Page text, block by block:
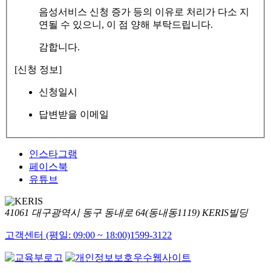
음성서비스 신청 증가 등의 이유로 처리가 다소 지
연될 수 있으니, 이 점 양해 부탁드립니다.
감합니다.
[신청 정보]
신청일시
답변받을 이메일
인스타그램
페이스북
유튜브
41061 대구광역시 동구 동내로 64(동내동1119) KERIS빌딩
고객센터 (평일: 09:00 ~ 18:00)1599-3122